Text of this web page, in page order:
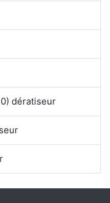
dératiseur